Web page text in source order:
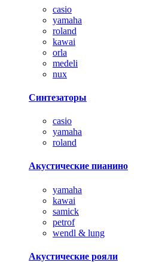
casio
yamaha
roland
kawai
orla
medeli
nux
Синтезаторы
casio
yamaha
roland
Акустические пианино
yamaha
kawai
samick
petrof
wendl & lung
Акустические рояли